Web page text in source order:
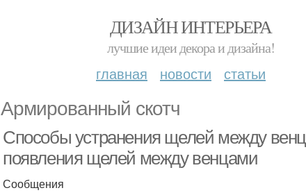
ДИЗАЙН ИНТЕРЬЕРА
лучшие идеи декора и дизайна!
главная новости статьи
Армированный скотч
Способы устранения щелей между
появления щелей между венцами
Сообщения